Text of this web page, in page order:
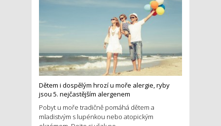
Dětem i dospělým hrozí u moře alergie, ryby
jsou 5. nejčastějším alergenem
Pobyt u moře tradičně pomáhá dětem a
mladistvým s lupénkou nebo atopickým